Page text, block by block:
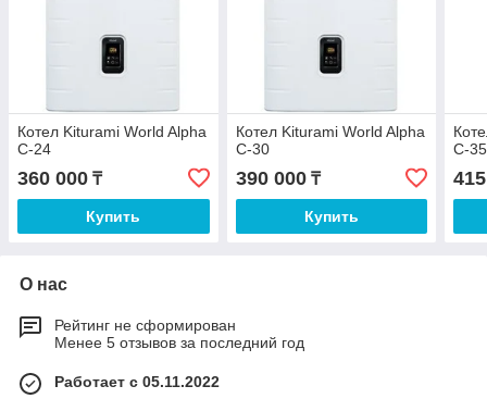
Котел Kiturami World Alpha
C-24
360 000 ₸
Купить
Котел Kiturami World Alpha
C-30
390 000₸
Купить
C-35
О нас
Рейтинг не сформирован
Менее 5 отзывов за последний год
Работает с 05.11.2022